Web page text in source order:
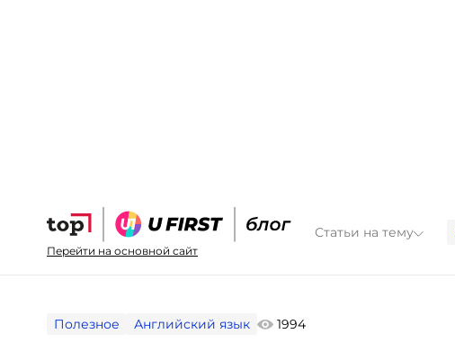
Перейти на основной сайт
Статьи на тему
Полезное Английский язык 1994